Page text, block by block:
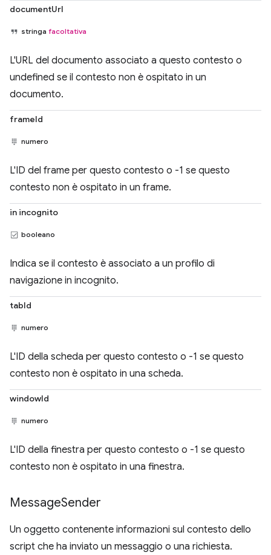
documentUrl
stringa facoltativa
L'URL del documento associato a questo contesto o
undefined se il contesto non è ospitato in un
documento.
frameId
numero
L'ID del frame per questo contesto o -1 se questo
contesto non è ospitato in un frame.
in incognito
booleano
Indica se il contesto è associato a un profilo di
navigazione in incognito.
tabId
numero
L'ID della scheda per questo contesto o -1 se questo
contesto non è ospitato in una scheda.
windowId
numero
L'ID della finestra per questo contesto o -1 se questo
contesto non è ospitato in una finestra.
MessageSender
Un oggetto contenente informazioni sul contesto dello
script che ha inviato un messaggio o una richiesta.